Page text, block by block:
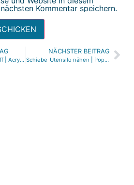
Kommentar speichern.
Sonnendrucke auf Stoff | Acryl Sonnendruck Sonnenbatik | Sun Prints | DIY Anleitung
NÄCHSTER BEITRAG
Schiebe-Utensilo nähen | Pop Up Pencil Case | DIY Slider Pencil Case